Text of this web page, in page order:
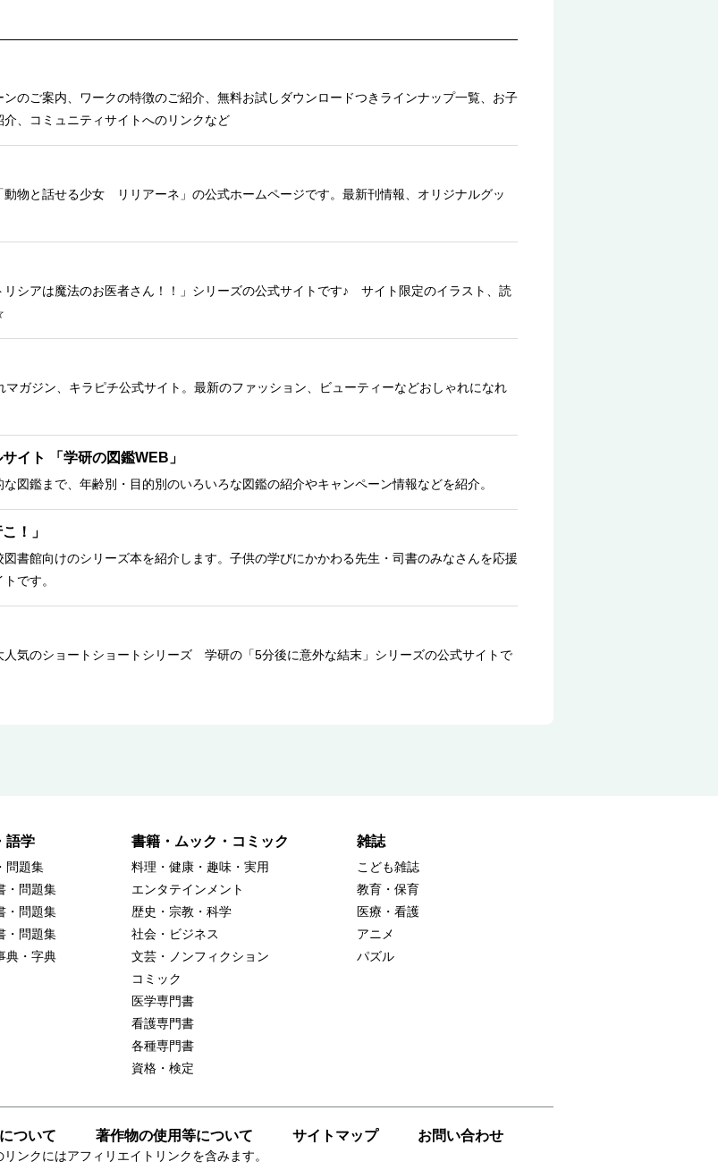
のご案内、ワークの特徴のご紹介、無料お試しダウンロードつきラインナップ一覧、お子
、コミュニティサイトへのリンクなど
物と話せる少女 リリアーネ」の公式ホームページです。最新刊情報、オリジナルグッ
シアは魔法のお医者さん！！」シリーズの公式サイトです♪ サイト限定のイラスト、読
ガジン、キラピチ公式サイト。最新のファッション、ビューティーなどおしゃれになれ
イト 「学研の図鑑WEB」
図鑑まで、年齢別・目的別のいろいろな図鑑の紹介やキャンペーン情報などを紹介。
！」
書館向けのシリーズ本を紹介します。子供の学びにかかわる先生・司書のみなさんを応援
です。
気のショートショートシリーズ 学研の「5分後に意外な結末」シリーズの公式サイトで
語学
問題集
・問題集
・問題集
・問題集
典・字典
書籍・ムック・コミック
料理・健康・趣味・実用
エンタテインメント
歴史・宗教・科学
社会・ビジネス
文芸・ノンフィクション
コミック
医学専門書
看護専門書
各種専門書
資格・検定
雑誌
こども雑誌
教育・保育
医療・看護
アニメ
パズル
ついて 著作物の使用等について サイトマップ お問い合わせ
リンクにはアフィリエイトリンクを含みます。